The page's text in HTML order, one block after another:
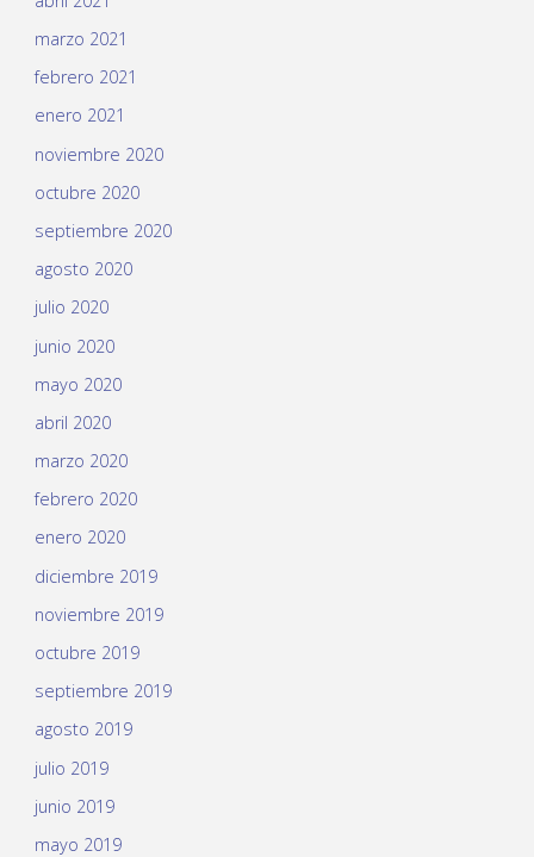
marzo 2021
febrero 2021
enero 2021
noviembre 2020
octubre 2020
septiembre 2020
agosto 2020
julio 2020
junio 2020
mayo 2020
abril 2020
marzo 2020
febrero 2020
enero 2020
diciembre 2019
noviembre 2019
octubre 2019
septiembre 2019
agosto 2019
julio 2019
junio 2019
mayo 2019